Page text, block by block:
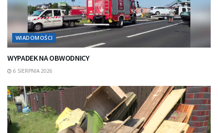
WIADOMOŚCI
WYPADEK NA OBWODNICY
6 SIERPNIA 2026